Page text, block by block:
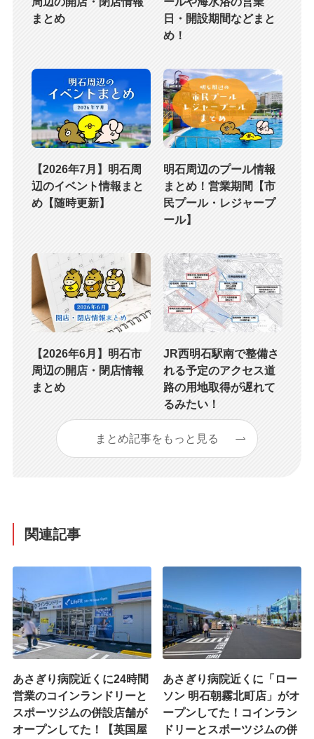
まとめ
日・開設期間などまと
め！
【2026年7月】明石周
辺のイベント情報まと
め【随時更新】
明石周辺のプール情報
まとめ！営業期間【市
民プール・レジャープ
ール】
【2026年6月】明石市
周辺の開店・閉店情報
まとめ
JR西明石駅南で整備さ
れる予定のアクセス道
路の用地取得が遅れて
るみたい！
まとめ記事をもっと見る
関連記事
あさぎり病院近くに24時間
営業のコインランドリーと
スポーツジムの併設店舗が
オープンしてた！【英国屋
あさぎり病院近くに「ロー
ソン 明石朝霧北町店」がオ
ープンしてた！コインラン
ドリーとスポーツジムの併